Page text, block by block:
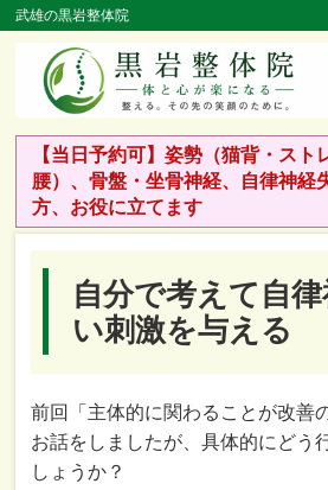
武雄の黒岩整体院
【当日予約可】姿勢（猫背・スト
腰）、骨盤・坐骨神経、自律神経
方、お役に立てます
自分で考えて自
い刺激を与える
前回「主体的に関わることが改善
お話をしましたが、具体的にどう
しょうか？